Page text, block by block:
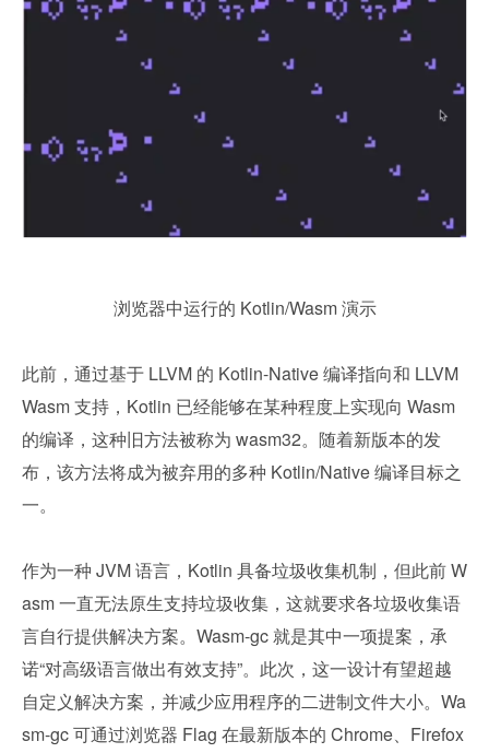
浏览器中运行的 Kotlin/Wasm 演示
此前，通过基于 LLVM 的 Kotlin-Native 编译指向和 LLVM
Wasm 支持，Kotlin 已经能够在某种程度上实现向 Wasm
的编译，这种旧方法被称为 wasm32。随着新版本的发
布，该方法将成为被弃用的多种 Kotlin/Native 编译目标之
一。
作为一种 JVM 语言，Kotlin 具备垃圾收集机制，但此前 W
asm 一直无法原生支持垃圾收集，这就要求各垃圾收集语
言自行提供解决方案。Wasm-gc 就是其中一项提案，承
诺“对高级语言做出有效支持”。此次，这一设计有望超越
自定义解决方案，并减少应用程序的二进制文件大小。Wa
sm-gc 可通过浏览器 Flag 在最新版本的 Chrome、Firefox